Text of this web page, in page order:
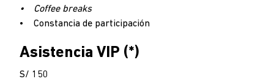
• Coffee breaks
• Constancia de participación
Asistencia VIP (*)
S/ 150